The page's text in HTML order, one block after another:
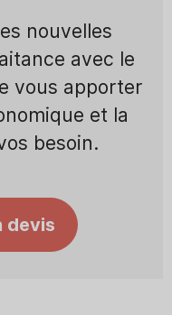
nouvelles
avec le
vous apporter
et la
besoin.
devis